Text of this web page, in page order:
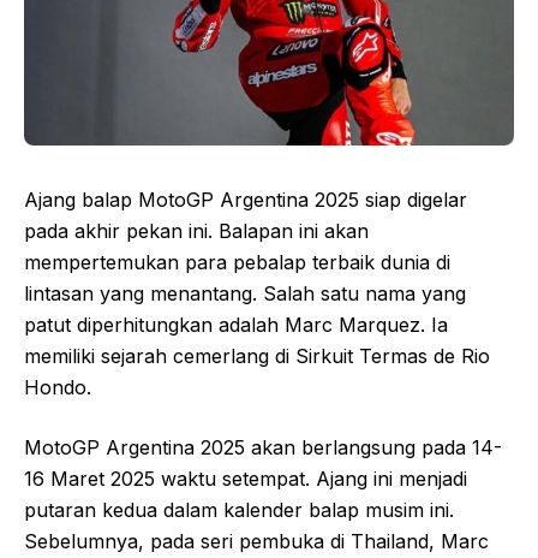
Ajang balap MotoGP Argentina 2025 siap digelar
pada akhir pekan ini. Balapan ini akan
mempertemukan para pebalap terbaik dunia di
lintasan yang menantang. Salah satu nama yang
patut diperhitungkan adalah Marc Marquez. Ia
memiliki sejarah cemerlang di Sirkuit Termas de Rio
Hondo.
MotoGP Argentina 2025 akan berlangsung pada 14-
16 Maret 2025 waktu setempat. Ajang ini menjadi
putaran kedua dalam kalender balap musim ini.
Sebelumnya, pada seri pembuka di Thailand, Marc